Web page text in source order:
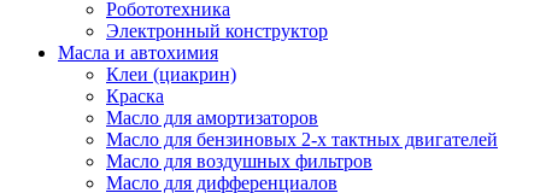
Робототехника
Электронный конструктор
Масла и автохимия
Клеи (циакрин)
Краска
Масло для амортизаторов
Масло для бензиновых 2-х тактных двигателей
Масло для воздушных фильтров
Масло для дифференциалов